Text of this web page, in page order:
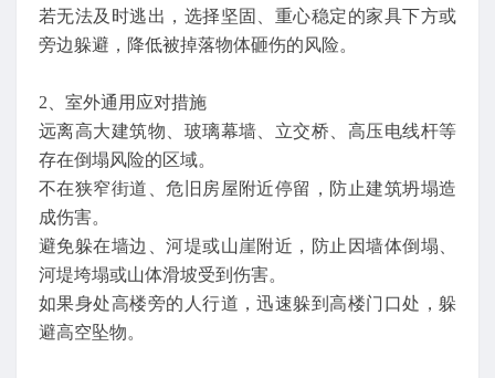
若无法及时逃出，选择坚固、重心稳定的家具下方或
旁边躲避，降低被掉落物体砸伤的风险。
2、室外通用应对措施
远离高大建筑物、玻璃幕墙、立交桥、高压电线杆等
存在倒塌风险的区域。
不在狭窄街道、危旧房屋附近停留，防止建筑坍塌造
成伤害。
避免躲在墙边、河堤或山崖附近，防止因墙体倒塌、
河堤垮塌或山体滑坡受到伤害。
如果身处高楼旁的人行道，迅速躲到高楼门口处，躲
避高空坠物。